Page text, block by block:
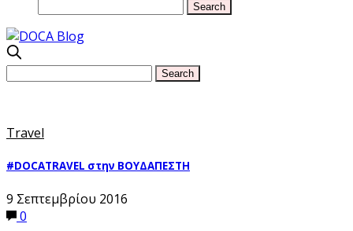
Travel
#DOCATRAVEL στην ΒΟΥΔΑΠΕΣΤΗ
9 Σεπτεμβρίου 2016
0